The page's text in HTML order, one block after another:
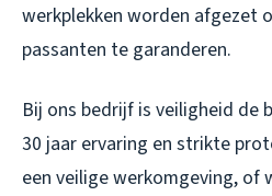
werkplekken worden afgezet
passanten te garanderen.
Bij ons bedrijf is veiligheid de
30 jaar ervaring en strikte
een veilige werkomgeving, of